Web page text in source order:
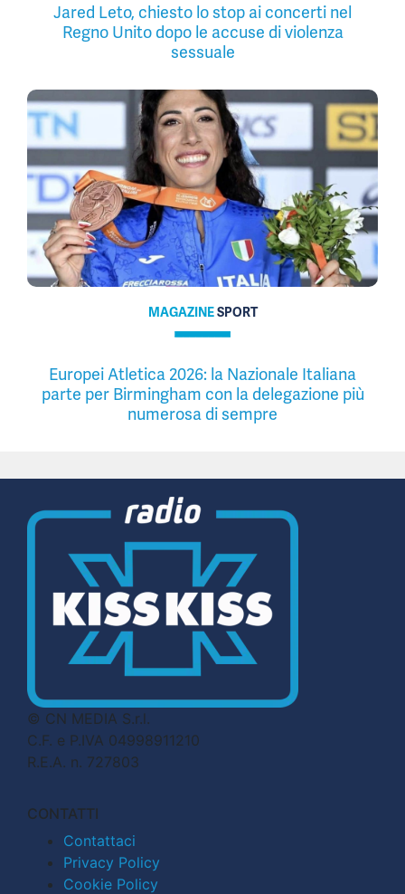
Jared Leto, chiesto lo stop ai concerti nel
Regno Unito dopo le accuse di violenza
sessuale
MAGAZINESPORT
Europei Atletica 2026: la Nazionale Italiana
parte per Birmingham con la delegazione più
numerosa di sempre
© CN MEDIA S.r.l.
C.F. e P.IVA 04998911210
R.E.A. n. 727803
CONTATTI
Contattaci
Privacy Policy
Cookie Policy